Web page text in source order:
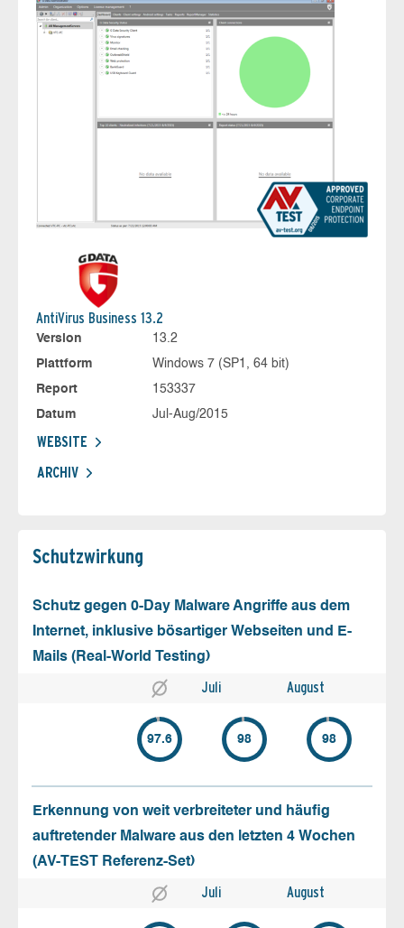
AntiVirus Business 13.2
Version
13.2
Plattform
Windows 7 (SP1, 64 bit)
Report
153337
Datum
Jul-Aug/2015
WEBSITE
ARCHIV
Schutz­wirkung
Schutz gegen 0-Day Malware Angriffe aus dem
Internet, inklusive bösartiger Webseiten und E-
Mails (Real-World Testing)
Juli August
97.6 98 98
Erkennung von weit verbreiteter und häufig
auftretender Malware aus den letzten 4 Wochen
(AV-TEST Referenz-Set)
Juli August